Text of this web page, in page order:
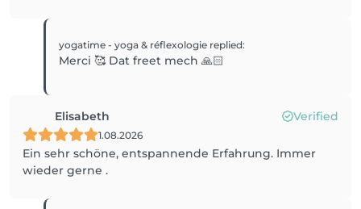
yogatime - yoga & réflexologie replied:
Merci 🥰 Dat freet mech 🙏🏻
Elisabeth Verified
1.08.2026
Ein sehr schöne, entspannende Erfahrung. Immer
wieder gerne .